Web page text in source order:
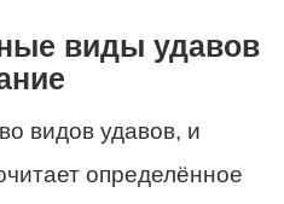
виды удавов
видов удавов, и
определённое